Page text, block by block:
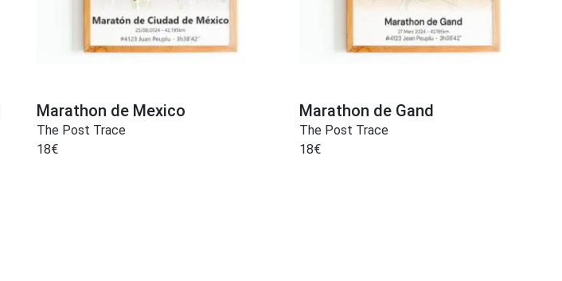
Marathon de Mexico
The Post Trace
18€
Marathon de Gand
The Post Trace
18€